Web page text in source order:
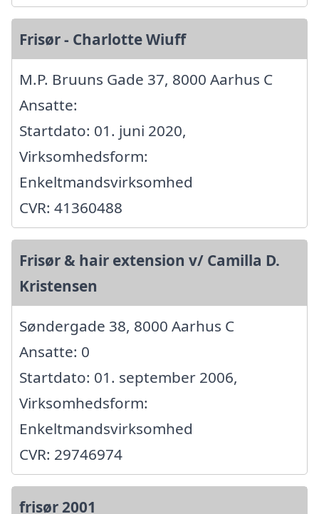
Frisør - Charlotte Wiuff
M.P. Bruuns Gade 37, 8000 Aarhus C
Ansatte:
Startdato: 01. juni 2020,
Virksomhedsform:
Enkeltmandsvirksomhed
CVR: 41360488
Frisør & hair extension v/ Camilla D.
Kristensen
Søndergade 38, 8000 Aarhus C
Ansatte: 0
Startdato: 01. september 2006,
Virksomhedsform:
Enkeltmandsvirksomhed
CVR: 29746974
frisør 2001